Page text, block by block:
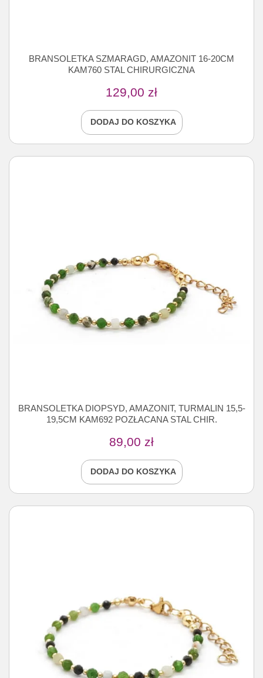
BRANSOLETKA SZMARAGD, AMAZONIT 16-20CM
KAM760 STAL CHIRURGICZNA
129,00 zł
DODAJ DO KOSZYKA
BRANSOLETKA DIOPSYD, AMAZONIT, TURMALIN 15,5-
19,5CM KAM692 POZŁACANA STAL CHIR.
89,00 zł
DODAJ DO KOSZYKA